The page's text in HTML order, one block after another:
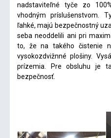
nadstaviteľné tyče zo
vhodným príslušenstvom.
ľahké, majú bezpečnostný
seba neoddelili ani pri
to, že na takého čistenie
vysokozdvižnné plošiny.
prízemia. Pre obsluhu je
bezpečnosť.